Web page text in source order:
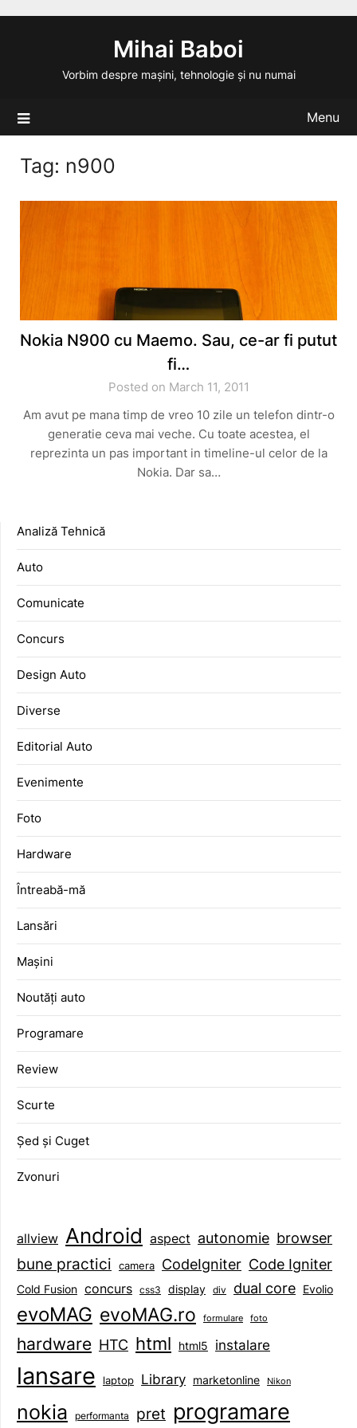
Mihai Baboi
Vorbim despre mașini, tehnologie și nu numai
Menu
Tag: n900
Nokia N900 cu Maemo. Sau, ce-ar fi putut
fi…
Posted on March 11, 2011
Am avut pe mana timp de vreo 10 zile un telefon dintr-o
generatie ceva mai veche. Cu toate acestea, el
reprezinta un pas important in timeline-ul celor de la
Nokia. Dar sa…
Analiză Tehnică
Auto
Comunicate
Concurs
Design Auto
Diverse
Editorial Auto
Evenimente
Foto
Hardware
Întreabă-mă
Lansări
Mașini
Noutăți auto
Programare
Review
Scurte
Șed și Cuget
Zvonuri
allview Android aspect autonomie browser
bune practici camera CodeIgniter Code Igniter
Cold Fusion concurs css3 display div dual core Evolio
evoMAG evoMAG.ro formulare foto
hardware HTC html html5 instalare
lansare laptop Library marketonline Nikon
nokia performanta pret programare